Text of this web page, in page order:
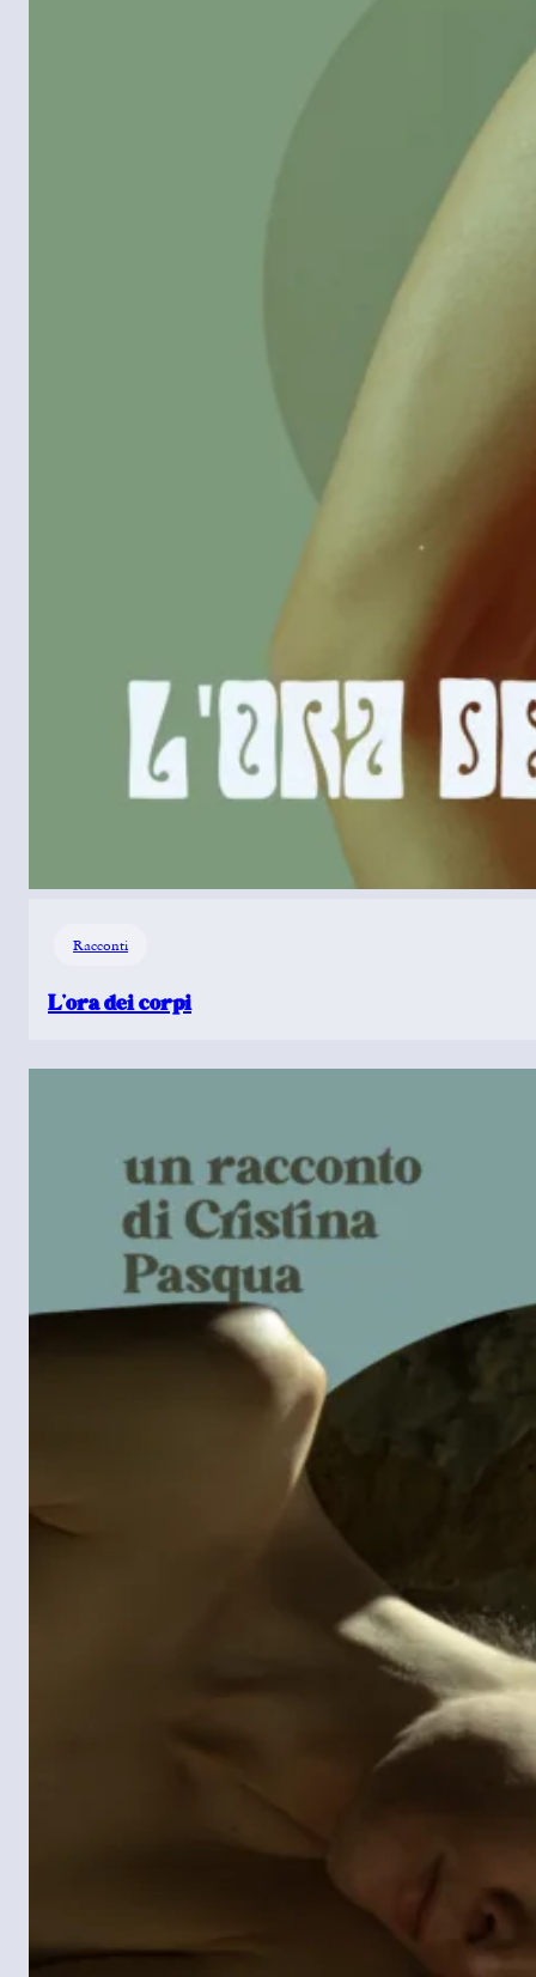
Racconti
L’ora dei corpi